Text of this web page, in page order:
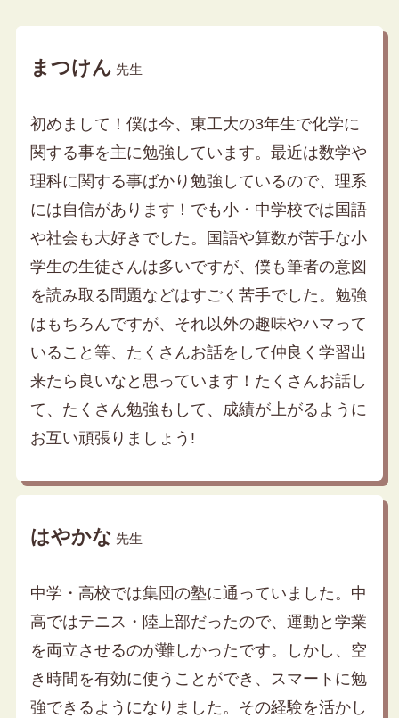
まつけん 先生
初めまして！僕は今、東工大の3年生で化学に
関する事を主に勉強しています。最近は数学や
理科に関する事ばかり勉強しているので、理系
には自信があります！でも小・中学校では国語
や社会も大好きでした。国語や算数が苦手な小
学生の生徒さんは多いですが、僕も筆者の意図
を読み取る問題などはすごく苦手でした。勉強
はもちろんですが、それ以外の趣味やハマって
いること等、たくさんお話をして仲良く学習出
来たら良いなと思っています！たくさんお話し
て、たくさん勉強もして、成績が上がるように
お互い頑張りましょう!
はやかな 先生
中学・高校では集団の塾に通っていました。中
高ではテニス・陸上部だったので、運動と学業
を両立させるのが難しかったです。しかし、空
き時間を有効に使うことができ、スマートに勉
強できるようになりました。その経験を活かし